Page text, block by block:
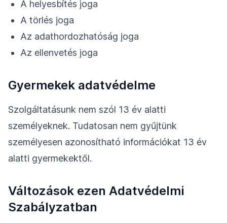
A helyesbítés joga
A törlés joga
Az adathordozhatóság joga
Az ellenvetés joga
Gyermekek adatvédelme
Szolgáltatásunk nem szól 13 év alatti
személyeknek. Tudatosan nem gyűjtünk
személyesen azonosítható információkat 13 év
alatti gyermekektől.
Változások ezen Adatvédelmi
Szabályzatban